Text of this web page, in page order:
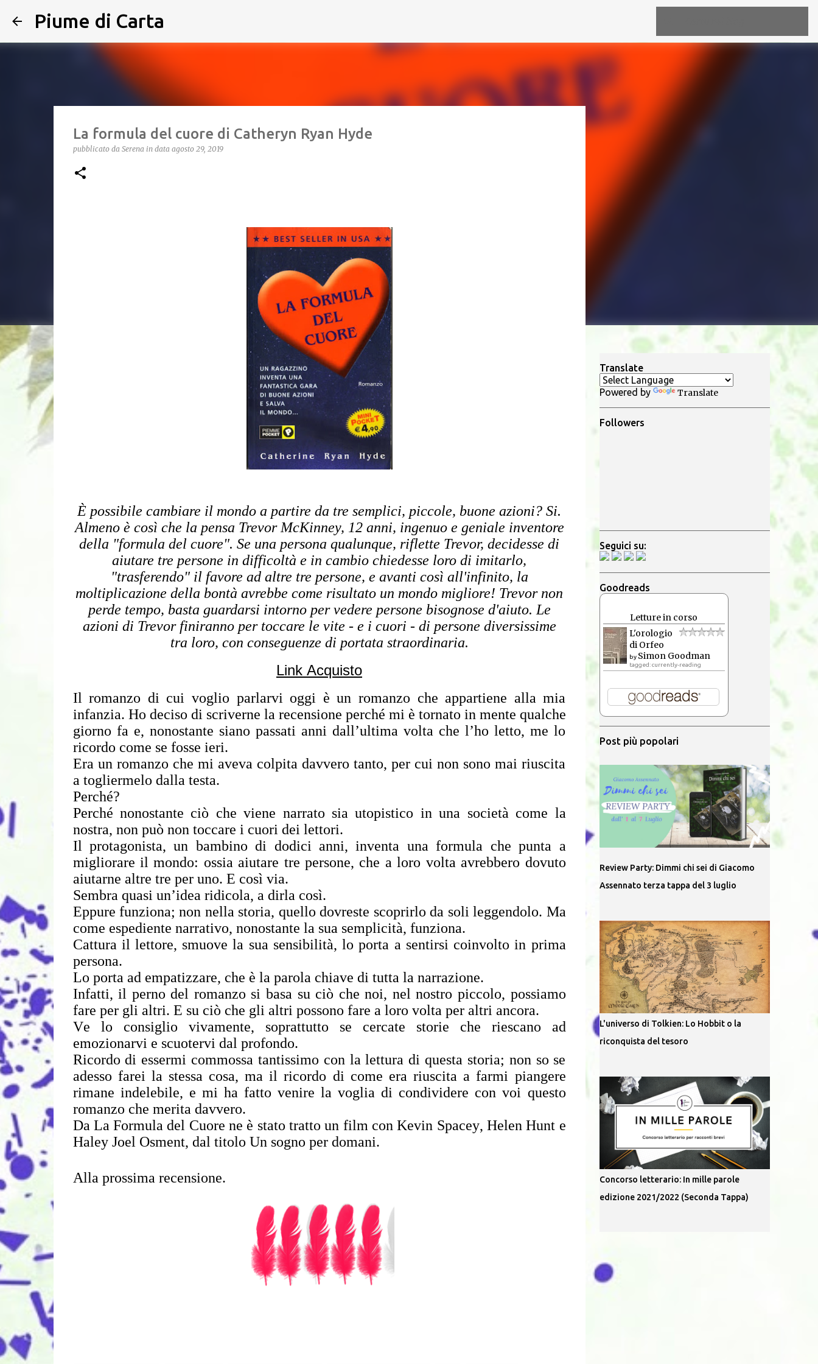
Piume di Carta
La formula del cuore di Catheryn Ryan Hyde
pubblicato da Serena in data agosto 29, 2019
È possibile cambiare il mondo a partire da tre semplici, piccole, buone azioni? Si.
Almeno è così che la pensa Trevor McKinney, 12 anni, ingenuo e geniale inventore
della "formula del cuore". Se una persona qualunque, riflette Trevor, decidesse di
aiutare tre persone in difficoltà e in cambio chiedesse loro di imitarlo,
"trasferendo" il favore ad altre tre persone, e avanti così all'infinito, la
moltiplicazione della bontà avrebbe come risultato un mondo migliore! Trevor non
perde tempo, basta guardarsi intorno per vedere persone bisognose d'aiuto. Le
azioni di Trevor finiranno per toccare le vite - e i cuori - di persone diversissime
tra loro, con conseguenze di portata straordinaria.
Link Acquisto
Il romanzo di cui voglio parlarvi oggi è un romanzo che appartiene alla mia
infanzia. Ho deciso di scriverne la recensione perché mi è tornato in mente qualche
giorno fa e, nonostante siano passati anni dall’ultima volta che l’ho letto, me lo
ricordo come se fosse ieri.
Era un romanzo che mi aveva colpita davvero tanto, per cui non sono mai riuscita
a togliermelo dalla testa.
Perché?
Perché nonostante ciò che viene narrato sia utopistico in una società come la
nostra, non può non toccare i cuori dei lettori.
Il protagonista, un bambino di dodici anni, inventa una formula che punta a
migliorare il mondo: ossia aiutare tre persone, che a loro volta avrebbero dovuto
aiutarne altre tre per uno. E così via.
Sembra quasi un’idea ridicola, a dirla così.
Eppure funziona; non nella storia, quello dovreste scoprirlo da soli leggendolo. Ma
come espediente narrativo, nonostante la sua semplicità, funziona.
Cattura il lettore, smuove la sua sensibilità, lo porta a sentirsi coinvolto in prima
persona.
Lo porta ad empatizzare, che è la parola chiave di tutta la narrazione.
Infatti, il perno del romanzo si basa su ciò che noi, nel nostro piccolo, possiamo
fare per gli altri. E su ciò che gli altri possono fare a loro volta per altri ancora.
Ve lo consiglio vivamente, soprattutto se cercate storie che riescano ad
emozionarvi e scuotervi dal profondo.
Ricordo di essermi commossa tantissimo con la lettura di questa storia; non so se
adesso farei la stessa cosa, ma il ricordo di come era riuscita a farmi piangere
rimane indelebile, e mi ha fatto venire la voglia di condividere con voi questo
romanzo che merita davvero.
Da La Formula del Cuore ne è stato tratto un film con Kevin Spacey, Helen Hunt e
Haley Joel Osment, dal titolo Un sogno per domani.
Alla prossima recensione.
Translate
Powered by Translate
Followers
Seguici su:
Goodreads
Letture in corso
L'orologio
di Orfeo
by Simon Goodman
tagged: currently-reading
Post più popolari
Review Party: Dimmi chi sei di Giacomo
Assennato terza tappa del 3 luglio
L'universo di Tolkien: Lo Hobbit o la
riconquista del tesoro
Concorso letterario: In mille parole
edizione 2021/2022 (Seconda Tappa)